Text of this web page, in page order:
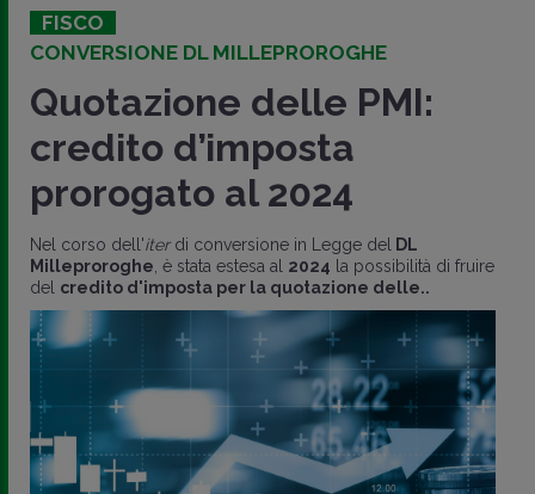
FISCO
CONVERSIONE DL MILLEPROROGHE
Quotazione delle PMI:
credito d’imposta
prorogato al 2024
Nel corso dell'iter di conversione in Legge del DL
Milleproroghe, è stata estesa al 2024 la possibilità di fruire
del credito d'imposta per la quotazione delle..